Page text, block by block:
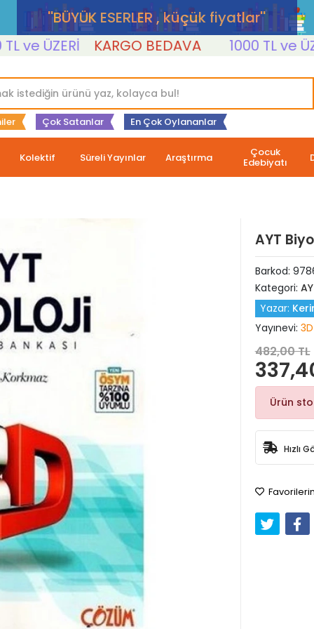
''BÜYÜK ESERLER , küçük fiyatlar''
ÜZERİ
KARGO BEDAVA 1000 TL ve ÜZERİ
Çok Satanlar En Çok Oylananlar
Kolektif Süreli Yayınlar Araştırma Çocuk
Edebiyatı
AYT
Barkod:
Kategori:
Yazar:
Yayınevi:
482,00 TL
Ürün
Hızlı